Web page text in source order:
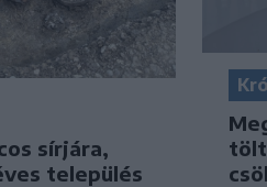
sírjára,
település